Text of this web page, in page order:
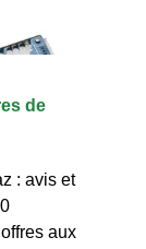
de
: avis et
aux